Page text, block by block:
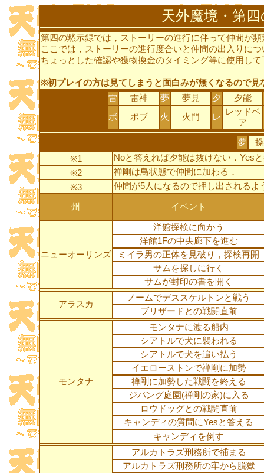
天外魔境・第
第四の黙示録では，ストーリーの進行に伴って仲間が
ここでは，ストーリーの進行度合いと仲間の出入りに
ちょっとした確認や獲物換金のタイミング等に使用して
※初プレイの方は見てしまうと面白みが無くなるので見
雷
雷神 夢 夢見 夕
夕能
ボ
ボブ 火 火門 レ
レッドベ
ア
夢
※1
Noと答えれば夕能は抜けない．Yes
※2
禅剛は鳥状態で仲間に加わる．
※3
仲間が5人になるので押し出される
州 イベント
ニューオーリンズ
洋館探検に向かう
洋館1Fの中央廊下を進む
ミイラ男の正体を見破り，探検再開
サムを探しに行く
サムが封印の書を開く
アラスカ
ノームでデススケルトンと戦う
ブリザードとの戦闘直前
モンタナ
モンタナに渡る船内
シアトルで犬に襲われる
シアトルで犬を追い払う
イエローストンで禅剛に加勢
禅剛に加勢した戦闘を終える
ジパング庭園(禅剛の家)に入る
ロウドッグとの戦闘直前
キャンディの質問にYesと答える
キャンディを倒す
アルカトラズ刑務所で捕まる
アルカトラズ刑務所の牢から脱獄